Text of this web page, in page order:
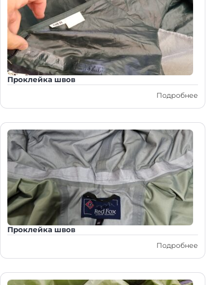
Проклейка швов
Подробнее
Проклейка швов
Подробнее